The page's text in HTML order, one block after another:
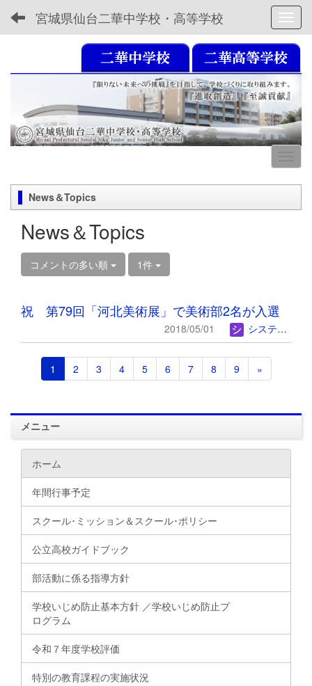
宮城県仙台二華中学校・高等学校
News＆Topics
News＆Topics
コメントの多い順 1件
祝 第79回「河北美術展」で美術部2名が入選
2018/05/01 システム管理者
1 2 3 4 5 6 7 8 9 »
メニュー
ホーム
年間行事予定
スクール･ミッション＆スクール･ポリシー
公立高校ガイドブック
部活動に係る指導方針
学校いじめ防止基本方針 ／学校いじめ防止プ
ログラム
令和７年度学校評価
特別の教育課程の実施状況